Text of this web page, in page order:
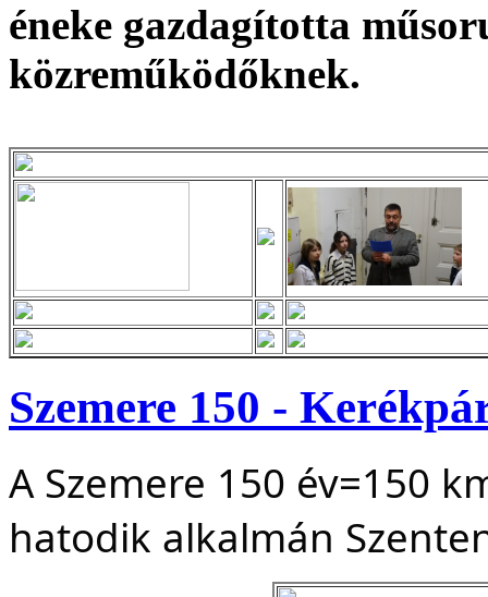
éneke gazdagította
közreműködőknek.
Szemere 150 -
A Szemere 150 év=150
hatodik alkalmán